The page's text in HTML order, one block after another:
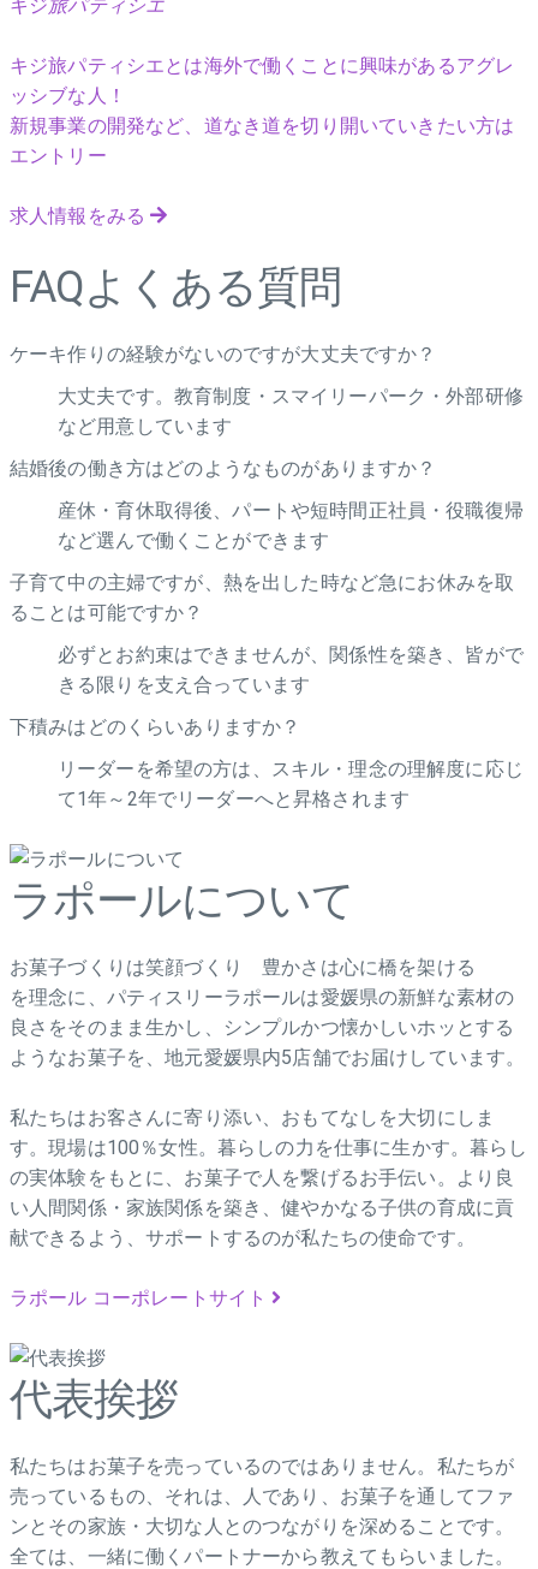
キジ旅パティシエ
キジ旅パティシエとは海外で働くことに興味があるアグレ
ッシブな人！
新規事業の開発など、道なき道を切り開いていきたい方は
エントリー
求人情報をみる
FAQよくある質問
ケーキ作りの経験がないのですが大丈夫ですか？
大丈夫です。教育制度・スマイリーパーク・外部研修
など用意しています
結婚後の働き方はどのようなものがありますか？
産休・育休取得後、パートや短時間正社員・役職復帰
など選んで働くことができます
子育て中の主婦ですが、熱を出した時など急にお休みを取
ることは可能ですか？
必ずとお約束はできませんが、関係性を築き、皆がで
きる限りを支え合っています
下積みはどのくらいありますか？
リーダーを希望の方は、スキル・理念の理解度に応じ
て1年～2年でリーダーへと昇格されます
ラポールについて
お菓子づくりは笑顔づくり 豊かさは心に橋を架ける
を理念に、パティスリーラポールは愛媛県の新鮮な素材の
良さをそのまま生かし、シンプルかつ懐かしいホッとする
ようなお菓子を、地元愛媛県内5店舗でお届けしています。
私たちはお客さんに寄り添い、おもてなしを大切にしま
す。現場は100％女性。暮らしの力を仕事に生かす。暮らし
の実体験をもとに、お菓子で人を繋げるお手伝い。より良
い人間関係・家族関係を築き、健やかなる子供の育成に貢
献できるよう、サポートするのが私たちの使命です。
ラポール コーポレートサイト
代表挨拶
私たちはお菓子を売っているのではありません。私たちが
売っているもの、それは、人であり、お菓子を通してファ
ンとその家族・大切な人とのつながりを深めることです。
全ては、一緒に働くパートナーから教えてもらいました。